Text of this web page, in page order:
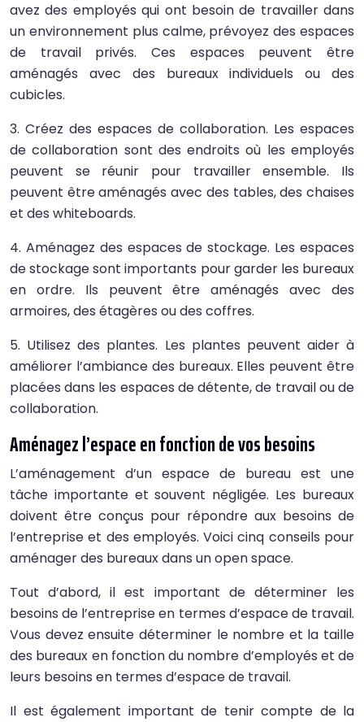
avez des employés qui ont besoin de travailler dans
un environnement plus calme, prévoyez des espaces
de travail privés. Ces espaces peuvent être
aménagés avec des bureaux individuels ou des
cubicles.
3. Créez des espaces de collaboration. Les espaces
de collaboration sont des endroits où les employés
peuvent se réunir pour travailler ensemble. Ils
peuvent être aménagés avec des tables, des chaises
et des whiteboards.
4. Aménagez des espaces de stockage. Les espaces
de stockage sont importants pour garder les bureaux
en ordre. Ils peuvent être aménagés avec des
armoires, des étagères ou des coffres.
5. Utilisez des plantes. Les plantes peuvent aider à
améliorer l’ambiance des bureaux. Elles peuvent être
placées dans les espaces de détente, de travail ou de
collaboration.
Aménagez l’espace en fonction de vos besoins
L’aménagement d’un espace de bureau est une
tâche importante et souvent négligée. Les bureaux
doivent être conçus pour répondre aux besoins de
l’entreprise et des employés. Voici cinq conseils pour
aménager des bureaux dans un open space.
Tout d’abord, il est important de déterminer les
besoins de l’entreprise en termes d’espace de travail.
Vous devez ensuite déterminer le nombre et la taille
des bureaux en fonction du nombre d’employés et de
leurs besoins en termes d’espace de travail.
Il est également important de tenir compte de la